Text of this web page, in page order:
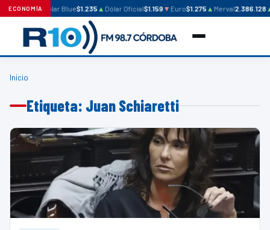
ECONOMÍA Dólar Blue$1.235▲ Dólar Oficial$1.159▼Euro$1.275▲ Merval2.386.128
Inicio
Etiqueta: Juan Schiaretti